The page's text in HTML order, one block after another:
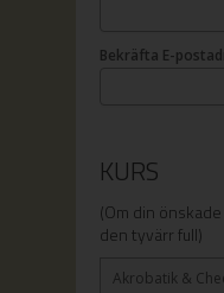
Bekräfta E-
KURS
(Om din
den tyvärr full)
Akrobatik &